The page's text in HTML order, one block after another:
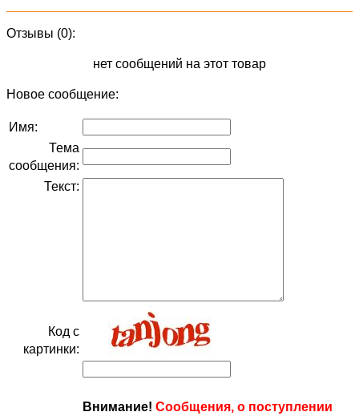
Отзывы (0):
нет сообщений на этот товар
Новое сообщение:
Имя:
Тема
сообщения:
Текст:
Код с
картинки:
Внимание! Сообщения, о поступлении